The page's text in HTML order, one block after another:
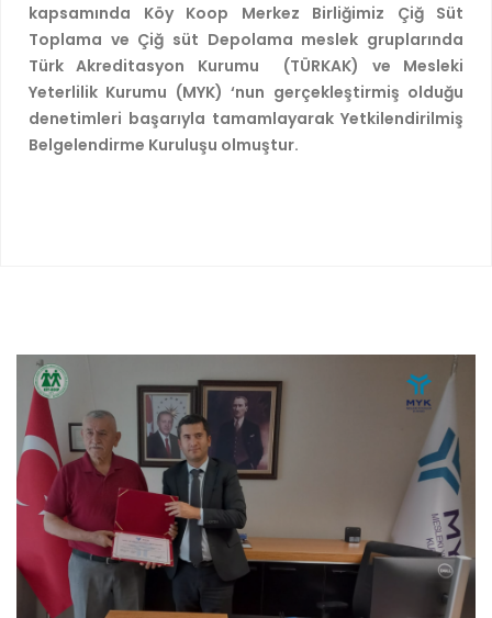
kapsamında Köy Koop Merkez Birliğimiz Çiğ Süt
Toplama ve Çiğ süt Depolama meslek gruplarında
Türk Akreditasyon Kurumu (TÜRKAK) ve Mesleki
Yeterlilik Kurumu (MYK) ‘nun gerçekleştirmiş olduğu
denetimleri başarıyla tamamlayarak Yetkilendirilmiş
Belgelendirme Kuruluşu olmuştur.